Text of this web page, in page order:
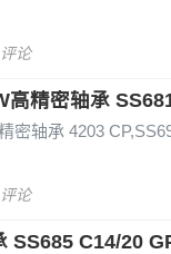
论
精密轴承
轴承 4203
论
SS685 C14/20